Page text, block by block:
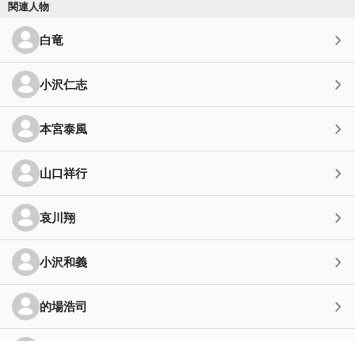
関連人物
白竜
小沢仁志
本宮泰風
山口祥行
哀川翔
小沢和義
的場浩司